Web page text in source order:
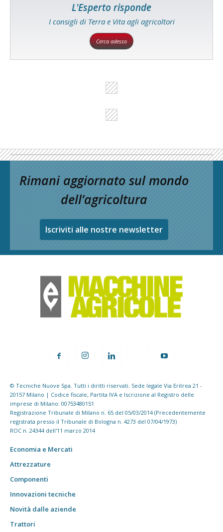
L'Esperto risponde
I consigli di Terra e Vita agli agricoltori
Cerca adesso
Rimani aggiornato sul mondo
dell’agricoltura
Iscriviti alle nostre newsletter
© Tecniche Nuove Spa. Tutti i diritti riservati. Sede legale Via Eritrea 21 -
20157 Milano | Codice fiscale, Partita IVA e Iscrizione al Registro delle
imprese di Milano: 00753480151
Registrazione Tribunale di Milano n. 65 del 05/03/2014 (Precedentemente
registrata presso il Tribunale di Bologna n. 4273 del 07/04/1973)
ROC n. 24344 dell'11 marzo 2014
Economia e Mercati
Attrezzature
Componenti
Innovazioni tecniche
Novità dalle aziende
Trattori